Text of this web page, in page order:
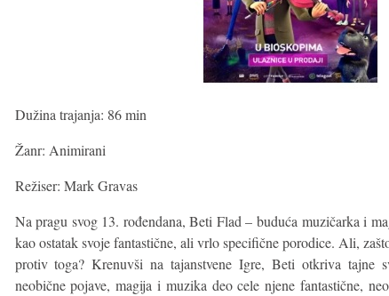
Dužina trajanja: 86 min
Žanr: Animirani
Režiser: Mark Gravas
Na pragu svog 13. rođendana, Beti Flad – buduća muzičarka i
kao ostatak svoje fantastične, ali vrlo specifične porodice. Ali,
protiv toga? Krenuvši na tajanstvene Igre, Beti otkriva tajne
neobične pojave, magija i muzika deo cele njene fantastične,